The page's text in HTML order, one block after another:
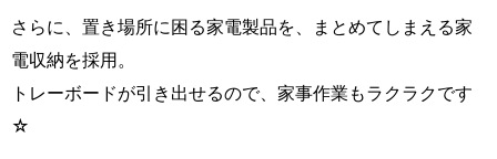
さらに、置き場所に困る家電製品を、まとめてしまえる家
電収納を採用。
トレーボードが引き出せるので、家事作業もラクラクです
☆